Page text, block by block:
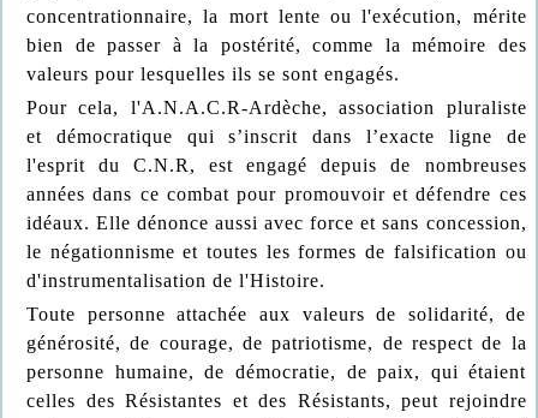
concentrationnaire, la mort lente ou l'exécution, mérite
bien de passer à la postérité, comme la mémoire des
valeurs pour lesquelles ils se sont engagés.
Pour cela, l'A.N.A.C.R-Ardèche, association pluraliste
et démocratique qui s’inscrit dans l’exacte ligne de
l'esprit du C.N.R, est engagé depuis de nombreuses
années dans ce combat pour promouvoir et défendre ces
idéaux. Elle dénonce aussi avec force et sans concession,
le négationnisme et toutes les formes de falsification ou
d'instrumentalisation de l'Histoire.
Toute personne attachée aux valeurs de solidarité, de
générosité, de courage, de patriotisme, de respect de la
personne humaine, de démocratie, de paix, qui étaient
celles des Résistantes et des Résistants, peut rejoindre